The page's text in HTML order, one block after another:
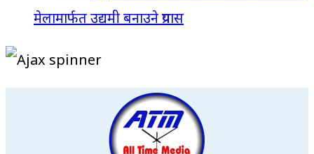
मेलामार्फत उद्यमी बनाउने प्रयास